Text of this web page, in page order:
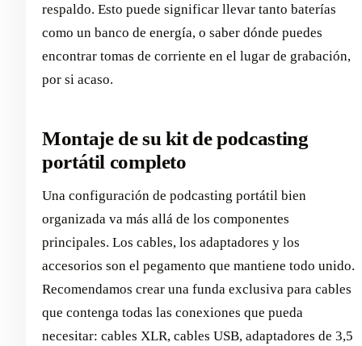
respaldo. Esto puede significar llevar tanto baterías
como un banco de energía, o saber dónde puedes
encontrar tomas de corriente en el lugar de grabación,
por si acaso.
Montaje de su kit de podcasting
portátil completo
Una configuración de podcasting portátil bien
organizada va más allá de los componentes
principales. Los cables, los adaptadores y los
accesorios son el pegamento que mantiene todo unido.
Recomendamos crear una funda exclusiva para cables
que contenga todas las conexiones que pueda
necesitar: cables XLR, cables USB, adaptadores de 3,5